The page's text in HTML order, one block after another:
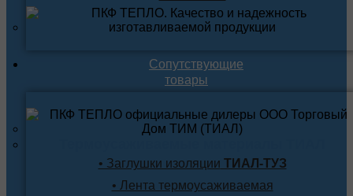
Сопутствующие
товары
• Заглушки изоляции ТИАЛ-ТУЗ
• Лента термоусаживаемая